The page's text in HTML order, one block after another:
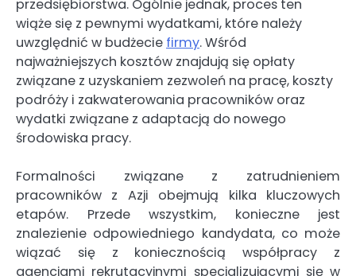
przedsiębiorstwa. Ogólnie jednak, proces ten
wiąże się z pewnymi wydatkami, które należy
uwzględnić w budżecie firmy. Wśród
najważniejszych kosztów znajdują się opłaty
związane z uzyskaniem zezwoleń na pracę, koszty
podróży i zakwaterowania pracowników oraz
wydatki związane z adaptacją do nowego
środowiska pracy.
Formalności związane z zatrudnieniem
pracowników z Azji obejmują kilka kluczowych
etapów. Przede wszystkim, konieczne jest
znalezienie odpowiedniego kandydata, co może
wiązać się z koniecznością współpracy z
agencjami rekrutacyjnymi specjalizującymi się w